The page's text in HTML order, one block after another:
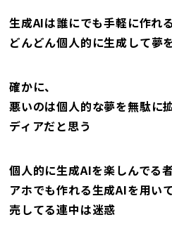
生成AIは誰にでも手軽に作れ
どんどん個人的に生成して夢
確かに、
悪いのは個人的な夢を無駄に
ディアだと思う
個人的に生成AIを楽しんでる
アホでも作れる生成AIを用い
売してる連中は迷惑